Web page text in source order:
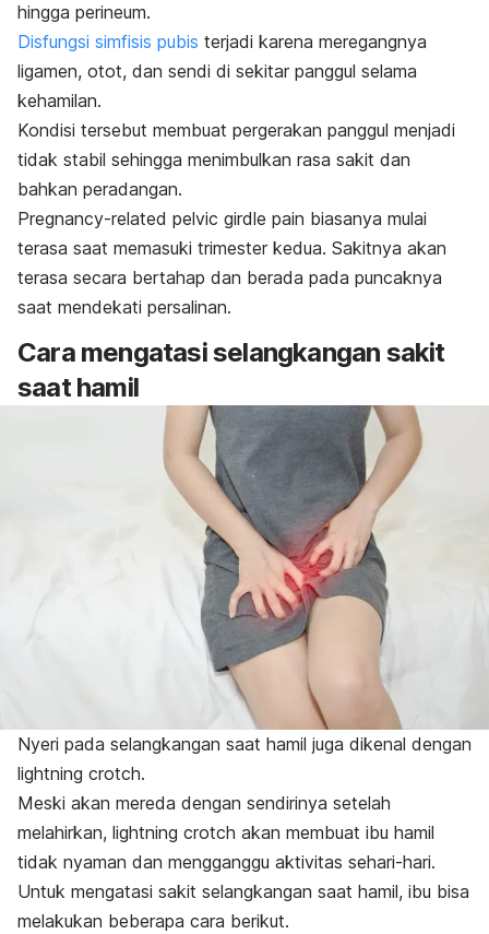
hingga perineum.
Disfungsi simfisis pubis terjadi karena meregangnya
ligamen, otot, dan sendi di sekitar panggul selama
kehamilan.
Kondisi tersebut membuat pergerakan panggul menjadi
tidak stabil sehingga menimbulkan rasa sakit dan
bahkan peradangan.
Pregnancy-related pelvic girdle pain biasanya mulai
terasa saat memasuki trimester kedua. Sakitnya akan
terasa secara bertahap dan berada pada puncaknya
saat mendekati persalinan.
Cara mengatasi selangkangan sakit
saat hamil
Nyeri pada selangkangan saat hamil juga dikenal dengan
lightning crotch.
Meski akan mereda dengan sendirinya setelah
melahirkan, lightning crotch akan membuat ibu hamil
tidak nyaman dan mengganggu aktivitas sehari-hari.
Untuk mengatasi sakit selangkangan saat hamil, ibu bisa
melakukan beberapa cara berikut.